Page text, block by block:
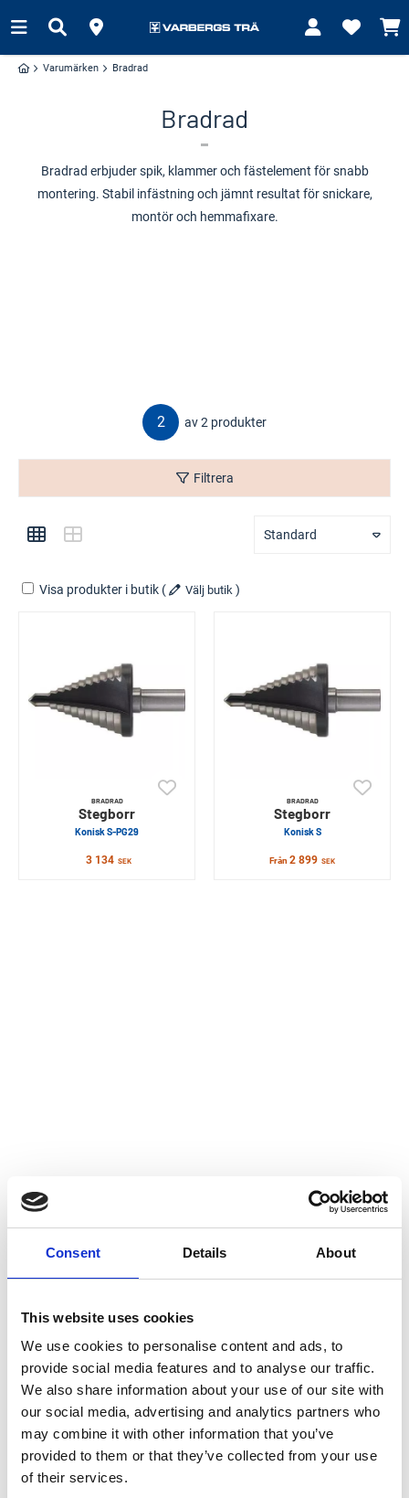
Consent Details About
This website uses cookies
We use cookies to personalise content and ads, to
provide social media features and to analyse our traffic.
We also share information about your use of our site with
our social media, advertising and analytics partners who
may combine it with other information that you’ve
provided to them or that they’ve collected from your use
of their services.
Varumärken Bradrad
Bradrad
Bradrad erbjuder spik, klammer och fästelement för snabb
montering. Stabil infästning och jämnt resultat för snickare,
montör och hemmafixare.
2 av 2 produkter
Filtrera
Standard
Visa produkter i butik ( Välj butik )
BRADRAD
Stegborr
Konisk S-PG29
3 134 SEK
BRADRAD
Stegborr
Konisk S
Från 2 899 SEK